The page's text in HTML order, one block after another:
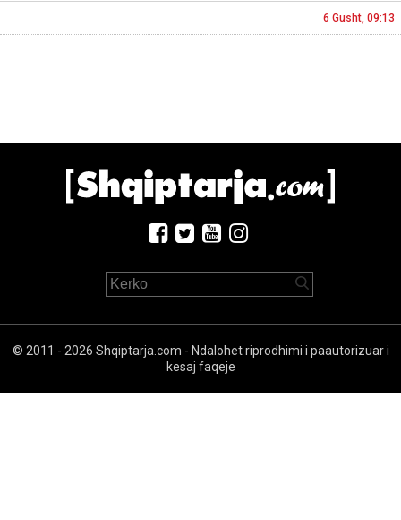
6 Gusht, 09:13
© 2011 - 2026 Shqiptarja.com - Ndalohet riprodhimi i paautorizuar i
kesaj faqeje